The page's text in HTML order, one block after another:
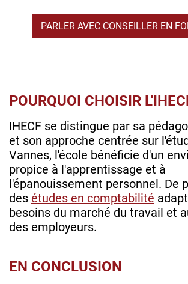
PARLER AVEC CONSEILLER EN
POURQUOI CHOISIR
IHECF se distingue par sa
et son approche centrée sur
Vannes, l'école bénéficie d'un
propice à l'apprentissage et à
l'épanouissement personnel. De
des études en comptabilité
besoins du marché du travail et
des employeurs.
EN CONCLUSION